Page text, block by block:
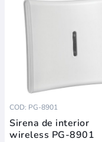
COD: PG-8901
Sirena de interior
wireless PG-8901